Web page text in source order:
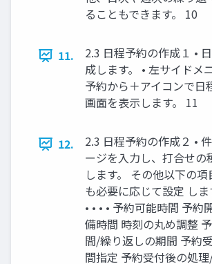
ることもできます。 10
11.
2.3 日程予約の作成１ •
成します。 • 左サイドメ
予約から＋アイコンで日
画面を表示します。 11
12.
2.3 日程予約の作成２ •
ージを入力し、打合せの
します。 その他以下の
も必要に応じて設定 しま
• • • • 予約可能時間 予約
備時間 時刻の丸め調整
間/繰り返しの期間 予約
間指定 予約受付後の処